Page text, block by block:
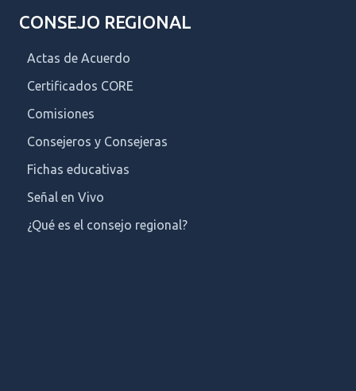
CONSEJO REGIONAL
Actas de Acuerdo
Certificados CORE
Comisiones
Consejeros y Consejeras
Fichas educativas
Señal en Vivo
¿Qué es el consejo regional?